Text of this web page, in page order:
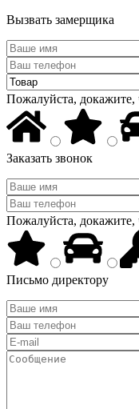
Вызвать замерщика
Пожалуйста, докажите,
Заказать звонок
Пожалуйста, докажите,
Письмо директору